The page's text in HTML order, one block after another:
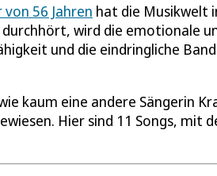
56 Jahren hat die Musikwelt
wird die emotionale
und die eindringliche
kaum eine andere Sängerin
Hier sind 11 Songs, mit